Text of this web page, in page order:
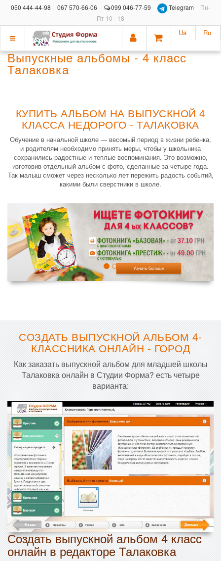
050 444-44-98 067 570-66-06 099 046-77-59 Telegram
Пн-
Пт 10 - 18
Показать
меню
Ua Ru
Выпускные альбомы - 4 класс
Талаковка
КУПИТЬ АЛЬБОМ НА ВЫПУСКНОЙ 4
КЛАССА НЕДОРОГО - ТАЛАКОВКА
Обучение в начальной школе — весомый период в жизни ребенка,
и родителям необходимо принять меры, чтобы у школьника
сохранились радостные и теплые воспоминания. Это возможно,
изготовив отдельный альбом с фото, сделанные за четыре года.
Так малыш сможет через несколько лет пережить радость событий,
какими были сверстники в школе.
СОЗДАТЬ ВЫПУСКНОЙ АЛЬБОМ 4-
КЛАССНИКА ОНЛАЙН - ГОРОД
Как заказать выпускной альбом для младшей школы
Талаковка онлайн в Студии Форма? есть четыре
варианта:
Создать выпускной альбом 4 класс
онлайн в редакторе Талаковка